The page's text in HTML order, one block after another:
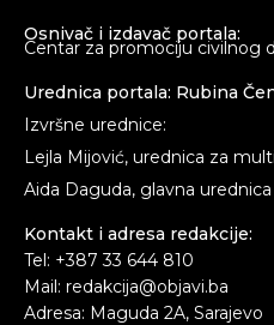
Osnivač i izdavač portala:
Centar za promociju civilnog
Urednica portala: Rubina
Izvršne urednice:
Lejla Mijović, urednica za
Aida Daguda, glavna urednica
Kontakt i adresa redakcije:
Tel: +387 33 644 810
Mail: redakcija@objavi.ba
Adresa: Maguda 2A, Sarajevo